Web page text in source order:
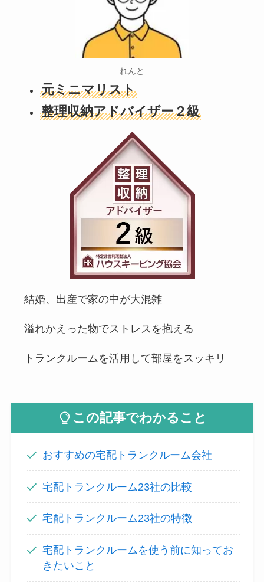
れんと
元ミニマリスト
整理収納アドバイザー２級
結婚、出産で家の中が大混雑
溢れかえった物でストレスを抱える
トランクルームを活用して部屋をスッキリ
この記事でわかること
おすすめの宅配トランクルーム会社
宅配トランクルーム23社の比較
宅配トランクルーム23社の特徴
宅配トランクルームを使う前に知ってお
きたいこと